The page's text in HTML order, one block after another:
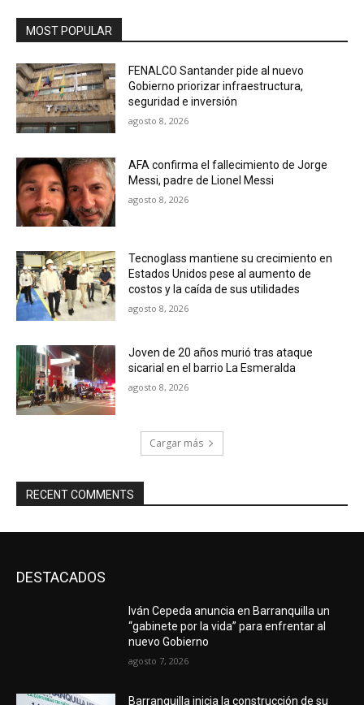
MOST POPULAR
FENALCO Santander pide al nuevo
Gobierno priorizar infraestructura,
seguridad e inversión
agosto 8, 2026
AFA confirma el fallecimiento de Jorge
Messi, padre de Lionel Messi
agosto 8, 2026
Tecnoglass mantiene su crecimiento en
Estados Unidos pese al aumento de
costos y la caída de sus utilidades
agosto 8, 2026
Joven de 20 años murió tras ataque
sicarial en el barrio La Esmeralda
agosto 8, 2026
Cargar más
RECENT COMMENTS
DESTACADOS
Iván Cepeda anuncia en Barranquilla un
“gabinete por la vida” para enfrentar al
nuevo Gobierno
agosto 7, 2026
Barranquilla inicia la construcción de su